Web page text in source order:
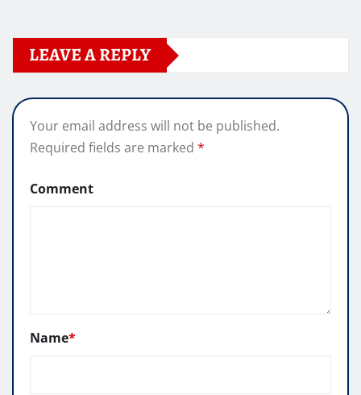
LEAVE A REPLY
Your email address will not be published.
Required fields are marked *
Comment
Name*